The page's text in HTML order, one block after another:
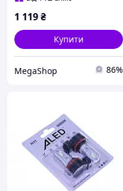
1 119₴
Купити
MegaShop 86%